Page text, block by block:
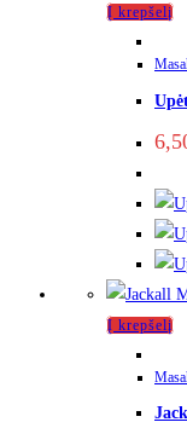
Į krepšelį
Į krepšelį